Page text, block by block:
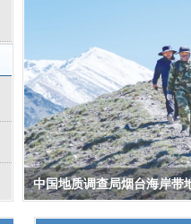
中国地质调查局烟台海岸带